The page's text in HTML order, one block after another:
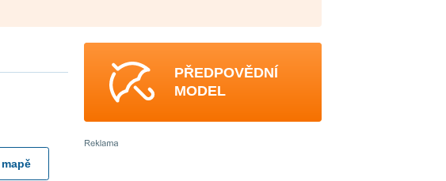
PŘEDPOVĚDNÍ
MODEL